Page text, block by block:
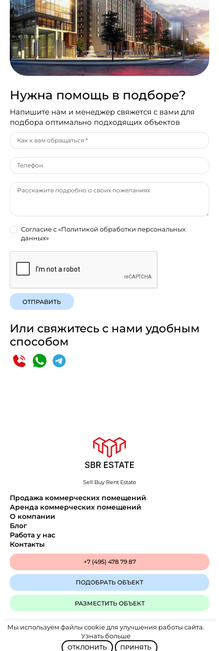
Нужна помощь в подборе?
Напишите нам и менеджер свяжется с вами для
подбора оптимально подходящих объектов
Согласие с«Политикой обработки персональных
данных»
ОТПРАВИТЬ
Или свяжитесь с нами удобным
способом
Sell Buy Rent Estate
Продажа коммерческих помещений
Аренда коммерческих помещений
О компании
Блог
Работа у нас
Контакты
+7 (495) 478 79 87
ПОДОБРАТЬ ОБЪЕКТ
РАЗМЕСТИТЬ ОБЪЕКТ
Политика конфиденциальности
SBR Estate © 2025
Мы используем файлы cookie для улучшения работы сайта.
Узнать больше
ОТКЛОНИТЬ ПРИНЯТЬ